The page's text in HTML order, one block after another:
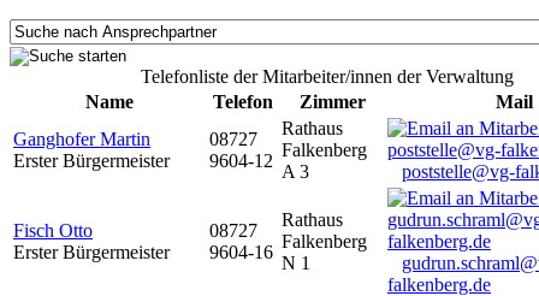
Telefonliste der Mitarbeiter/innen der Verwaltung
Name
Telefon Zimmer
Mail
Ganghofer Martin
Erster Bürgermeister
08727
9604-12
Rathaus
Falkenberg
A 3
poststelle@vg-
Fisch Otto
Erster Bürgermeister
08727
9604-16
Rathaus
Falkenberg
N 1
falkenberg.de